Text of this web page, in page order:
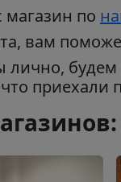
по
вам
лично,